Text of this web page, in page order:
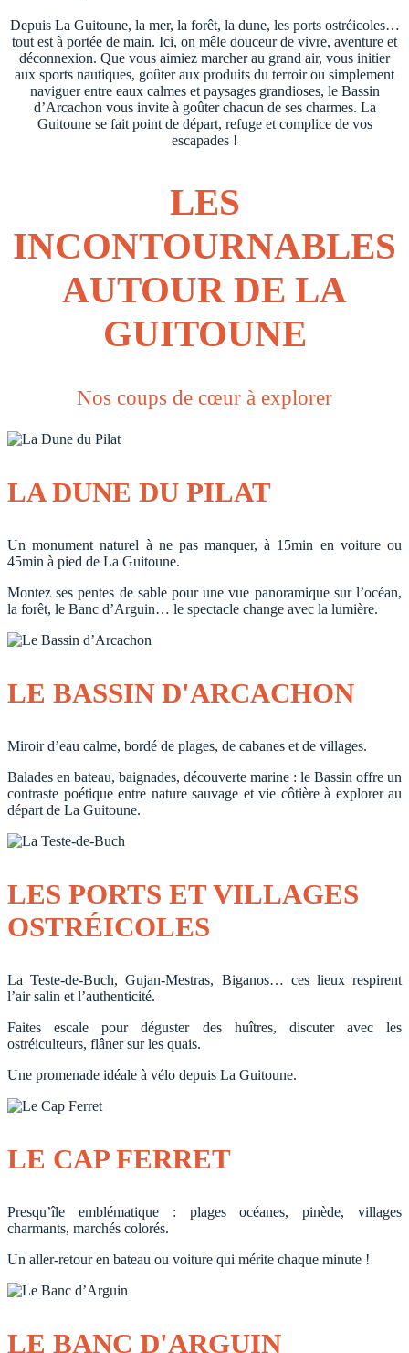
Depuis La Guitoune, la mer, la forêt, la dune, les ports ostréicoles…
tout est à portée de main. Ici, on mêle douceur de vivre, aventure et
déconnexion. Que vous aimiez marcher au grand air, vous initier
aux sports nautiques, goûter aux produits du terroir ou simplement
naviguer entre eaux calmes et paysages grandioses, le Bassin
d’Arcachon vous invite à goûter chacun de ses charmes. La
Guitoune se fait point de départ, refuge et complice de vos
escapades !
LES
INCONTOURNABLES
AUTOUR DE LA
GUITOUNE
Nos coups de cœur à explorer
LA DUNE DU PILAT
Un monument naturel à ne pas manquer, à 15min en voiture ou
45min à pied de La Guitoune.
Montez ses pentes de sable pour une vue panoramique sur l’océan,
la forêt, le Banc d’Arguin… le spectacle change avec la lumière.
LE BASSIN D'ARCACHON
Miroir d’eau calme, bordé de plages, de cabanes et de villages.
Balades en bateau, baignades, découverte marine : le Bassin offre un
contraste poétique entre nature sauvage et vie côtière à explorer au
départ de La Guitoune.
LES PORTS ET VILLAGES
OSTRÉICOLES
La Teste-de-Buch, Gujan-Mestras, Biganos… ces lieux respirent
l’air salin et l’authenticité.
Faites escale pour déguster des huîtres, discuter avec les
ostréiculteurs, flâner sur les quais.
Une promenade idéale à vélo depuis La Guitoune.
LE CAP FERRET
Presqu’île emblématique : plages océanes, pinède, villages
charmants, marchés colorés.
Un aller-retour en bateau ou voiture qui mérite chaque minute !
LE BANC D'ARGUIN